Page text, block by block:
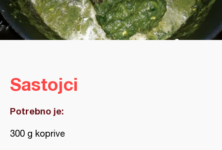
Sastojci
Potrebno je:
300 g koprive